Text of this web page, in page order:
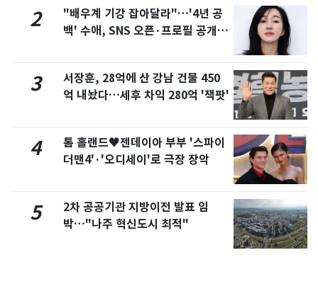
2
"배우계 기강 잡아달라"…'4년 공
백' 수애, SNS 오픈·프로필 공개
3
서장훈, 28억에 산 강남 건물 450
억 내놨다…세후 차익 280억 '잭팟'
4
톰 홀랜드♥젠데이아 부부 '스파이
더맨4'·'오디세이'로 극장 장악
5
2차 공공기관 지방이전 발표 임
박…"나주 혁신도시 최적"